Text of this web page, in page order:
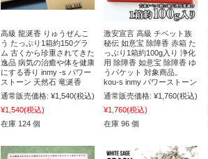
高級 龍涎香 りゅうぜんこ
う たっぷり1箱約150グラ
ム 古くから珍重されてきた
逸品 病気の治癒や体を健康
にする香り inmy -s パワー
ストーン 天然石 竜涎香
通常販売価格: ¥1,540(税込)
¥1,540(税込)
在庫 124 個
激安宣言 高級 チベット族
秘伝 如意宝 除障香 赤箱 た
っぷり1箱約100g入り 浄化
用 除障香 如意宝 除障香 ゆ
うパケット 対象商品。
kou-s inmy パワーストーン
通常販売価格: ¥1,760(税込)
¥1,760(税込)
在庫 96 個